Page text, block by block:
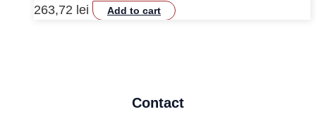
263,72 lei Add to cart
Contact